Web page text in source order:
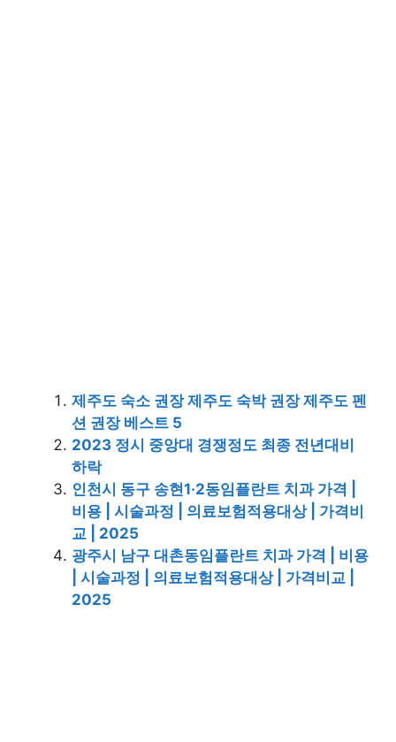
제주도 숙소 권장 제주도 숙박 권장 제주도 펜
션 권장 베스트 5
2023 정시 중앙대 경쟁정도 최종 전년대비
하락
인천시 동구 송현1·2동임플란트 치과 가격 |
비용 | 시술과정 | 의료보험적용대상 | 가격비
교 | 2025
광주시 남구 대촌동임플란트 치과 가격 | 비용
| 시술과정 | 의료보험적용대상 | 가격비교 |
2025